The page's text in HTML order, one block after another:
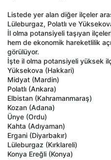
Listede yer alan diğer ilçeler
Lüleburgaz, Polatlı ve
İl olma potansiyeli taşıyan
hem de ekonomik hareketlilik
görülüyor.
İşte il olma potansiyeli yüksek
Yüksekova (Hakkari)
Midyat (Mardin)
Polatlı (Ankara)
Elbistan (Kahramanmaraş)
Kozan (Adana)
Ünye (Ordu)
Kahta (Adıyaman)
Ergani (Diyarbakır)
Lüleburgaz (Kırklareli)
Konya Ereğli (Konya)